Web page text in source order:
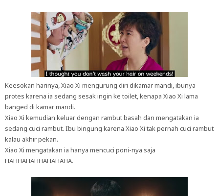
Keesokan harinya, Xiao Xi mengurung diri dikamar mandi, ibunya
protes karena ia sedang sesak ingin ke toilet, kenapa Xiao Xi lama
banged di kamar mandi.
Xiao Xi kemudian keluar dengan rambut basah dan mengatakan ia
sedang cuci rambut. Ibu bingung karena Xiao Xi tak pernah cuci rambut
kalau akhir pekan.
Xiao Xi mengatakan ia hanya mencuci poni-nya saja
HAHHAHAHHAHAHAHA.